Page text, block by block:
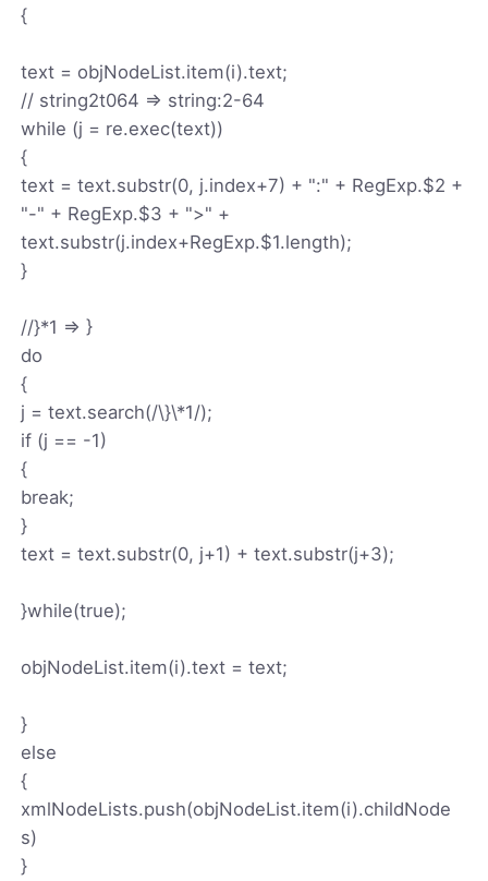
{
text = objNodeList.item(i).text;
// string2t064 => string:2-64
while (j = re.exec(text))
{
text = text.substr(0, j.index+7) + ":" + RegExp.$2 +
"-" + RegExp.$3 + ">" +
text.substr(j.index+RegExp.$1.length);
}
//}*1 => }
do
{
j = text.search(/\}\*1/);
if (j == -1)
{
break;
}
text = text.substr(0, j+1) + text.substr(j+3);
}while(true);
objNodeList.item(i).text = text;
}
else
{
xmlNodeLists.push(objNodeList.item(i).childNode
s)
}